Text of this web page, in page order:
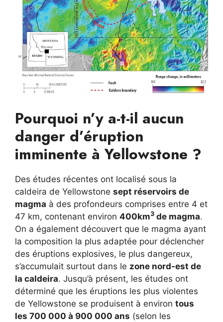
Pourquoi n’y a-t-il aucun
danger d’éruption
imminente à Yellowstone ?
Des études récentes ont localisé sous la
caldeira de Yellowstone sept réservoirs de
magma à des profondeurs comprises entre 4 et
47 km, contenant environ 400km3 de magma.
On a également découvert que le magma ayant
la composition la plus adaptée pour déclencher
des éruptions explosives, le plus dangereux,
s’accumulait surtout dans le zone nord-est de
la caldeira. Jusqu’à présent, les études ont
déterminé que les éruptions les plus violentes
de Yellowstone se produisent à environ tous
les 700 000 à 900 000 ans (selon les